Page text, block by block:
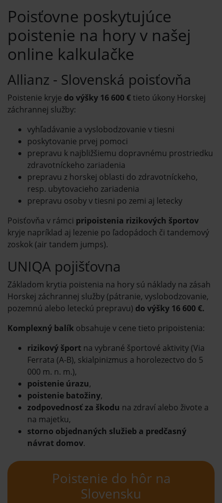
Poisťovne poskytujúce
poistenie na hory v našej
online kalkulačke
Allianz - Slovenská poisťovňa
Poistenie kryje do výšky 16 600 €tieto úkony Horskej
záchrannej služby:
vyhľadávanie a vyslobodzovanie v tiesni
poskytovanie prvej pomoci
prepravu k najbližšiemu dopravnému prostriedku
zdravotníckeho zariadenia
prepravu z horskej oblasti do zdravotníckeho,
resp. ubytovacieho zariadenia
prepravu osoby v tiesni po zemi aj letecky
Poisťovňa v rámci pripoistenia rizikových športov
kryje napríklad aj lezenie po ľadopádoch či tandemový
zoskok (air tandem jumps).
UNIQA pojišťovna
Základom krytia poistenia na hory sú náklady na zásah
Horskej záchrannej služby (pátranie, vyslobodzovanie,
pozemnú alebo leteckú prepravu) do výšky 16 600 €.
Komplexný balík obsahuje v cene tieto pripoistenia:
rizikový šport na vybrané športové aktivity (Via
Ferrata (A-B), skialpinizmus a horolezectvo do 5
000 m. n. m.),
poistenie úrazu,
poistenie batožiny,
zodpovednosť za škodu na zdraví alebo živote a
na majetku,
storno objednaných služieb a predčasný
návrat domov.
Poistenie do hôr na
Slovensku